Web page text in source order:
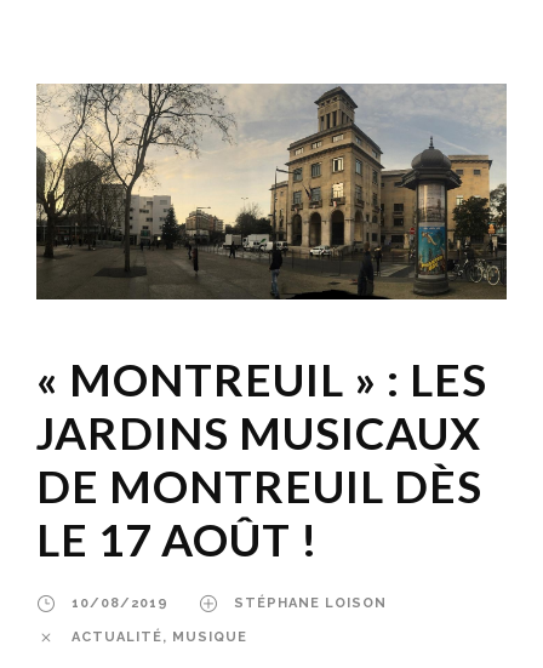
« MONTREUIL » : LES
JARDINS MUSICAUX
DE MONTREUIL DÈS
LE 17 AOÛT !
10/08/2019 STÉPHANE LOISON
ACTUALITÉ, MUSIQUE